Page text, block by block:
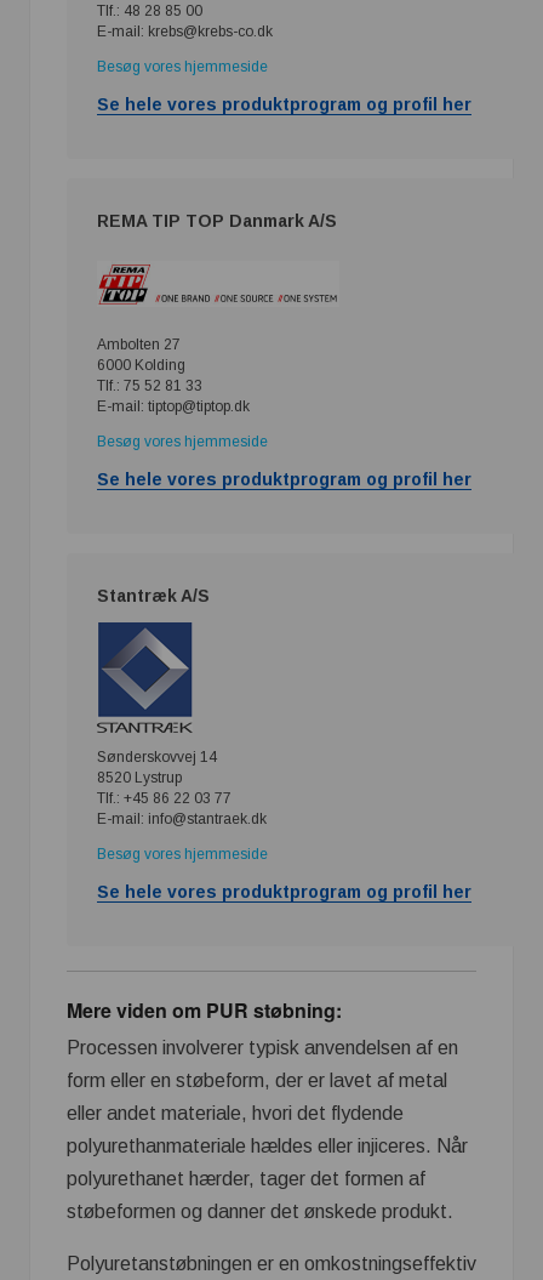
Tlf.: 48 28 85 00
E-mail: krebs@krebs-co.dk
Besøg vores hjemmeside
Se hele vores produktprogram og profil her
REMA TIP TOP Danmark A/S
Ambolten 27
6000 Kolding
Tlf.: 75 52 81 33
E-mail: tiptop@tiptop.dk
Besøg vores hjemmeside
Se hele vores produktprogram og profil her
Stantræk A/S
Sønderskovvej 14
8520 Lystrup
Tlf.: +45 86 22 03 77
E-mail: info@stantraek.dk
Besøg vores hjemmeside
Se hele vores produktprogram og profil her
Mere viden om PUR støbning:
Processen involverer typisk anvendelsen af en
form eller en støbeform, der er lavet af metal
eller andet materiale, hvori det flydende
polyurethanmateriale hældes eller injiceres. Når
polyurethanet hærder, tager det formen af
støbeformen og danner det ønskede produkt.
Polyuretanstøbningen er en omkostningseffektiv